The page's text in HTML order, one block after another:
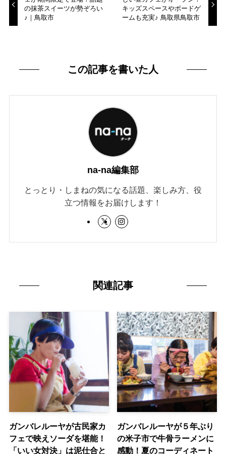
の抹茶スイーツが勢ぞろい
♪｜鳥取市
キッズスペースやボードゲ
ームも充実♪ 鳥取県鳥取市
この記事を書いた人
na-na編集部
とっとり・しまねの気になる話題、楽しみ方、役
立つ情報をお届けします！
関連記事
ガンバレルーヤが古民家カ
フェで映えソーダを堪能！
「いい女対決」は泥仕合と
ガンバレルーヤが５年ぶり
の米子市で牛骨ラーメンに
感動！夏のコーディネート